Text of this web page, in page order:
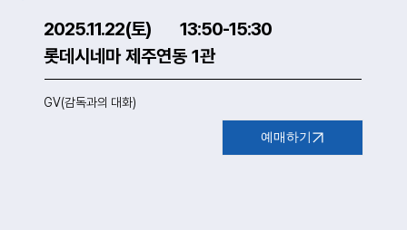
스틸컷_팔레스타인을두대의카메
의카메라.jpg
2025.11.22(토)
13:50-15:30
롯데시네마 제주연동 1관
GV(감독과의 대화)
예매하기